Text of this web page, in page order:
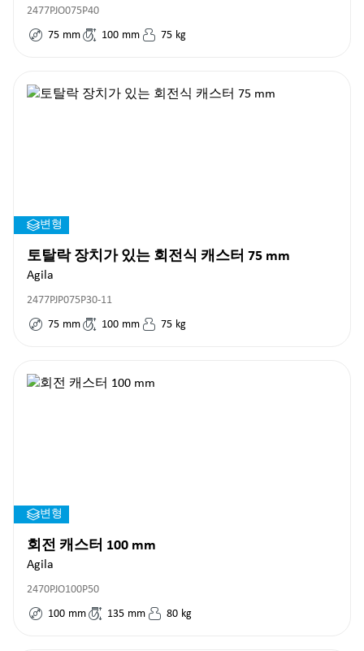
2477PJO075P40
75 mm 100 mm 75 kg
변형
토탈락 장치가 있는 회전식 캐스터 75 mm
Agila
2477PJP075P30-11
75 mm 100 mm 75 kg
변형
회전 캐스터 100 mm
Agila
2470PJO100P50
100 mm 135 mm 80 kg